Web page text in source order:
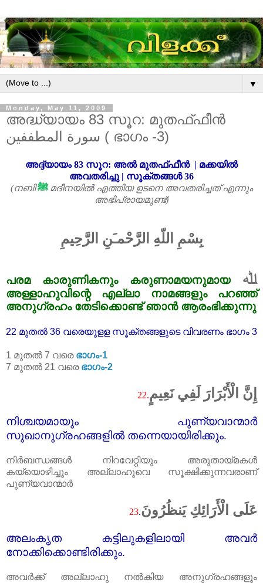
▼
Monday, May 11, 2009
അദ്ധ്യായം 83 സൂറ: മുതഫ്ഫീൻ
سورة المطففين ( ഭാഗം -3)
അദ്ദ്യായം83 സൂറ: അൽ മുതഫ്ഫീൻ| മക്കയിൽ
അവതരിച്ചു | സൂക്തങ്ങൾ 36
(നബിﷺ മദീനയിൽ എത്തിയ ഉടനെ അവതരിച്ചത് എന്നും
അഭിപ്രായമുണ്ട്)
بِسْمِ اللّهِ الرَّحْمـَنِ الرَّحِيمِ
പരമ കാരുണികനും കരുണാമയനുമായ ﷲ
അള്ളാഹുവിന്റെ എല്ലാ നാമങ്ങളും
പറഞ്ഞ്
അനുഗ്രഹം തേടിക്കൊണ്ട് ഞാൻ ആരംഭിക്കുന്നു
22 മുതൽ 36 വരെയുളള സൂക്തങ്ങളുടെ വിവരണം ഭാഗം 3
1 മുതൽ 7 വരെ ഭാഗം-1
7 മുതൽ 21 വരെ ഭാഗം-2
22.إِنَّ الْأَبْرَارَ لَفِي نَعِيمٍ
നിശ്ചയമായും പുണ്യവാന്മാർ
സുഖാനുഗ്രഹങ്ങളിൽ തന്നെയായിരിക്കും.
നിർബന്ധങ്ങൾ നിറവേറ്റിയും അരുതായ്മകൾ
കയ്യൊഴിച്ചും അല്ലാഹുവെ സൂക്ഷിക്കുന്നവരാണ്‌
പുണ്യവാന്മാർ
23.عَلَى الْأَرَائِكِ يَنظُرُونَ
അലംകൃത കട്ടിലുകളിലായി അവർ
നോക്കിക്കൊണ്ടിരിക്കും.
അവർക്ക്‌ അല്ലാഹു നൽകിയ അനുഗ്രഹങ്ങളും